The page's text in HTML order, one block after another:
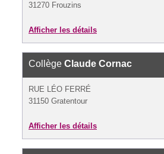
31270 Frouzins
Afficher les détails
Collège Claude Cornac
RUE LÉO FERRÉ
31150 Gratentour
Afficher les détails